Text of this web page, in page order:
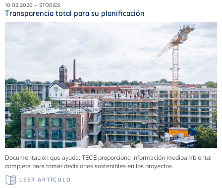
10.03.2026 – STORIES
Transparencia total para su planificación
Documentación que ayuda: TECE proporciona información medioambiental
completa para tomar decisiones sostenibles en los proyectos.
LEER ARTÍCULO